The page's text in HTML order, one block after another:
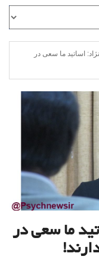
اساتید ما سعی در
ما سعی در